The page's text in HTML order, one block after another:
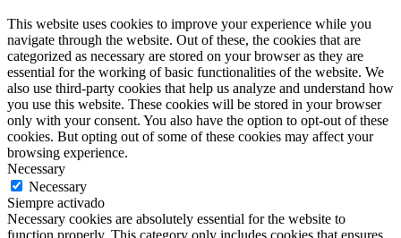
This website uses cookies to improve your experience while you
navigate through the website. Out of these, the cookies that are
categorized as necessary are stored on your browser as they are
essential for the working of basic functionalities of the website. We
also use third-party cookies that help us analyze and understand how
you use this website. These cookies will be stored in your browser
only with your consent. You also have the option to opt-out of these
cookies. But opting out of some of these cookies may affect your
browsing experience.
Necessary
Necessary
Siempre activado
Necessary cookies are absolutely essential for the website to
function properly. This category only includes cookies that ensures